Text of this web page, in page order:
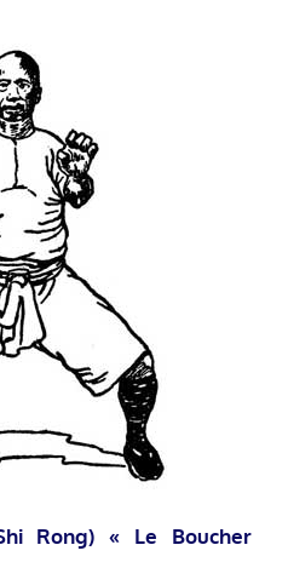
Rong) « Le Boucher